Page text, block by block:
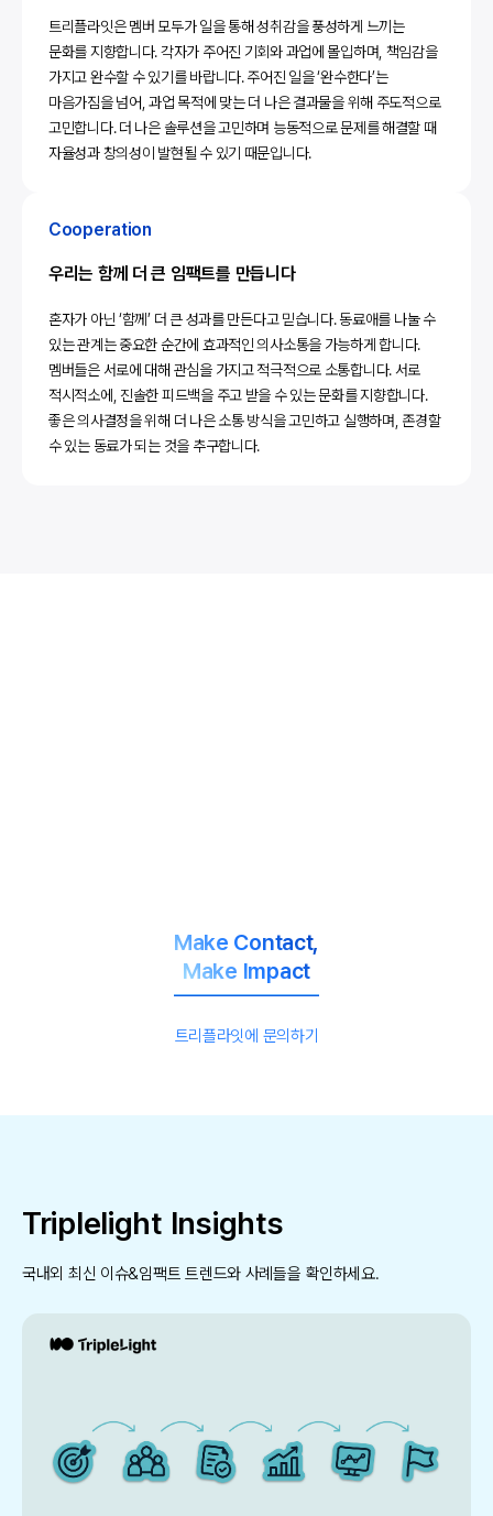
트리플라잇은 멤버 모두가 일을 통해 성취감을 풍성하게 느끼는
문화를 지향합니다. 각자가 주어진 기회와 과업에 몰입하며, 책임감을
가지고 완수할 수 있기를 바랍니다. 주어진 일을 ‘완수한다’는
마음가짐을 넘어, 과업 목적에 맞는 더 나은 결과물을 위해 주도적으로
고민합니다. 더 나은 솔루션을 고민하며 능동적으로 문제를 해결할 때
자율성과 창의성이 발현될 수 있기 때문입니다.
Cooperation
우리는 함께 더 큰 임팩트를 만듭니다
혼자가 아닌 ‘함께’ 더 큰 성과를 만든다고 믿습니다. 동료애를 나눌 수
있는 관계는 중요한 순간에 효과적인 의사소통을 가능하게 합니다.
멤버들은 서로에 대해 관심을 가지고 적극적으로 소통합니다. 서로
적시적소에, 진솔한 피드백을 주고 받을 수 있는 문화를 지향합니다.
좋은 의사결정을 위해 더 나은 소통 방식을 고민하고 실행하며, 존경할
수 있는 동료가 되는 것을 추구합니다.
Make Contact,
Make Impact
트리플라잇에 문의하기
Triplelight Insights
국내외 최신 이슈&임팩트 트렌드와 사례들을 확인하세요.